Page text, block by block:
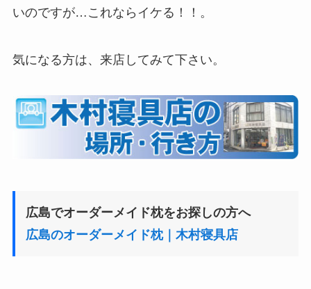
いのですが…これならイケる！！。
気になる方は、来店してみて下さい。
広島でオーダーメイド枕をお探しの方へ
広島のオーダーメイド枕｜木村寝具店